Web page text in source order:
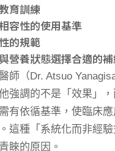
育訓練
容性的使用基準
的規範
營養狀態選擇合適的
師（Dr. Atsuo
強調的不是「效果」
有依循基準，使臨床
這種「系統化而非經
睞的原因。